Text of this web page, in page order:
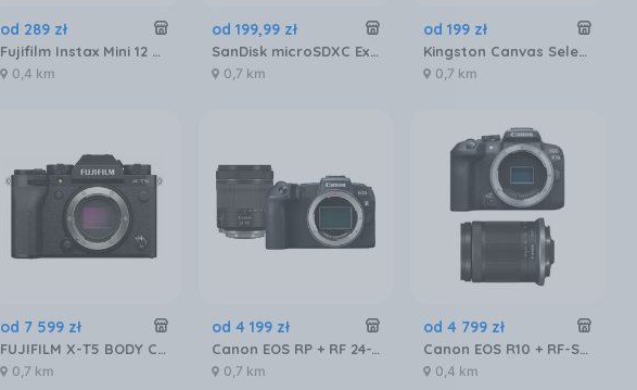
od 289 zł
Fujifilm Instax Mini 12 Różowy
0,4 km
od 199,99 zł
SanDisk microSDXC Extreme 128GB 190/90 MB/s A2 C10 V30 UHS-I U3 (SDSQXAA128GGN6MA)
0,7 km
od 199 zł
Kingston Canvas Select Plus microSD 256GB (SDCS2256GB)
0,7 km
od 7 599 zł
FUJIFILM X-T5 BODY CZARNY
0,7 km
od 4 199 zł
Canon EOS RP + RF 24-105mm F4-7.1 IS STM
0,7 km
od 4 799 zł
Canon EOS R10 + RF-S 18-150mm F3.5-6.3 IS STM
0,4 km